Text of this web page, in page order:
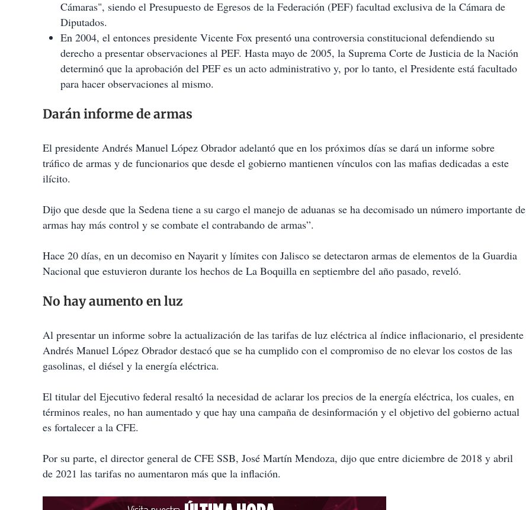
Cámaras", siendo el Presupuesto de Egresos de la Federación (PEF) facultad exclusiva de la Cámara de
Diputados.
En 2004, el entonces presidente Vicente Fox presentó una controversia constitucional defendiendo su
derecho a presentar observaciones al PEF. Hasta mayo de 2005, la Suprema Corte de Justicia de la Nación
determinó que la aprobación del PEF es un acto administrativo y, por lo tanto, el Presidente está facultado
para hacer observaciones al mismo.
Darán informe de armas
El presidente Andrés Manuel López Obrador adelantó que en los próximos días se dará un informe sobre
tráfico de armas y de funcionarios que desde el gobierno mantienen vínculos con las mafias dedicadas a este
ilícito.
Dijo que desde que la Sedena tiene a su cargo el manejo de aduanas se ha decomisado un número importante de
armas hay más control y se combate el contrabando de armas”.
Hace 20 días, en un decomiso en Nayarit y límites con Jalisco se detectaron armas de elementos de la Guardia
Nacional que estuvieron durante los hechos de La Boquilla en septiembre del año pasado, reveló.
No hay aumento en luz
Al presentar un informe sobre la actualización de las tarifas de luz eléctrica al índice inflacionario, el presidente
Andrés Manuel López Obrador destacó que se ha cumplido con el compromiso de no elevar los costos de las
gasolinas, el diésel y la energía eléctrica.
El titular del Ejecutivo federal resaltó la necesidad de aclarar los precios de la energía eléctrica, los cuales, en
términos reales, no han aumentado y que hay una campaña de desinformación y el objetivo del gobierno actual
es fortalecer a la CFE.
Por su parte, el director general de CFE SSB, José Martín Mendoza, dijo que entre diciembre de 2018 y abril
de 2021 las tarifas no aumentaron más que la inflación.